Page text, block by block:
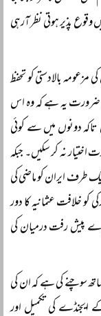
وقوع پذیر ہوتی نظر آرہی
بالادستی کو تحفظ
یہ ہے کہ وہ اس
دونوں میں سے کوئی
نہ کر سکیں۔ جبکہ
طرف ایران کو ماضی کی
خلافت عثمانیہ کا دور
پیش رفت درمیان کی
سوچنے کی ہے کہ ان کی
ایجنڈے کی تکمیل اور